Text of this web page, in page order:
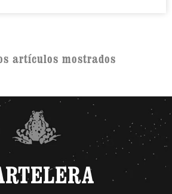
artículos mostrados